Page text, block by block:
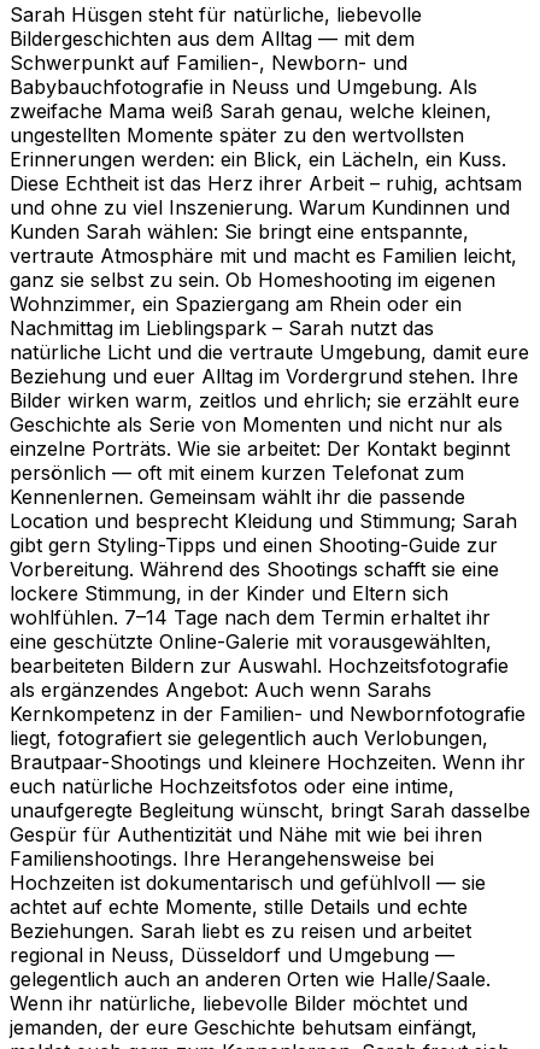
Sarah Hüsgen steht für natürliche, liebevolle
Bildergeschichten aus dem Alltag — mit dem
Schwerpunkt auf Familien-, Newborn- und
Babybauchfotografie in Neuss und Umgebung. Als
zweifache Mama weiß Sarah genau, welche kleinen,
ungestellten Momente später zu den wertvollsten
Erinnerungen werden: ein Blick, ein Lächeln, ein Kuss.
Diese Echtheit ist das Herz ihrer Arbeit – ruhig, achtsam
und ohne zu viel Inszenierung. Warum Kundinnen und
Kunden Sarah wählen: Sie bringt eine entspannte,
vertraute Atmosphäre mit und macht es Familien leicht,
ganz sie selbst zu sein. Ob Homeshooting im eigenen
Wohnzimmer, ein Spaziergang am Rhein oder ein
Nachmittag im Lieblingspark – Sarah nutzt das
natürliche Licht und die vertraute Umgebung, damit eure
Beziehung und euer Alltag im Vordergrund stehen. Ihre
Bilder wirken warm, zeitlos und ehrlich; sie erzählt eure
Geschichte als Serie von Momenten und nicht nur als
einzelne Porträts. Wie sie arbeitet: Der Kontakt beginnt
persönlich — oft mit einem kurzen Telefonat zum
Kennenlernen. Gemeinsam wählt ihr die passende
Location und besprecht Kleidung und Stimmung; Sarah
gibt gern Styling-Tipps und einen Shooting-Guide zur
Vorbereitung. Während des Shootings schafft sie eine
lockere Stimmung, in der Kinder und Eltern sich
wohlfühlen. 7–14 Tage nach dem Termin erhaltet ihr
eine geschützte Online-Galerie mit vorausgewählten,
bearbeiteten Bildern zur Auswahl. Hochzeitsfotografie
als ergänzendes Angebot: Auch wenn Sarahs
Kernkompetenz in der Familien- und Newbornfotografie
liegt, fotografiert sie gelegentlich auch Verlobungen,
Brautpaar-Shootings und kleinere Hochzeiten. Wenn ihr
euch natürliche Hochzeitsfotos oder eine intime,
unaufgeregte Begleitung wünscht, bringt Sarah dasselbe
Gespür für Authentizität und Nähe mit wie bei ihren
Familienshootings. Ihre Herangehensweise bei
Hochzeiten ist dokumentarisch und gefühlvoll — sie
achtet auf echte Momente, stille Details und echte
Beziehungen. Sarah liebt es zu reisen und arbeitet
regional in Neuss, Düsseldorf und Umgebung —
gelegentlich auch an anderen Orten wie Halle/Saale.
Wenn ihr natürliche, liebevolle Bilder möchtet und
jemanden, der eure Geschichte behutsam einfängt,